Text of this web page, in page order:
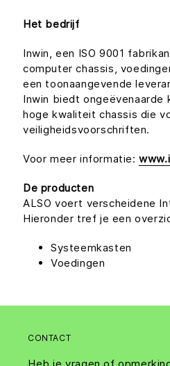
Het bedrijf
Inwin, een ISO 9001
computer chassis,
een toonaangevende
Inwin biedt ongeëvenaarde
hoge kwaliteit chassis die
veiligheidsvoorschriften.
Voor meer informatie:
De producten
ALSO voert verscheidene
Hieronder tref je een
Systeemkasten
Voedingen
CONTACT